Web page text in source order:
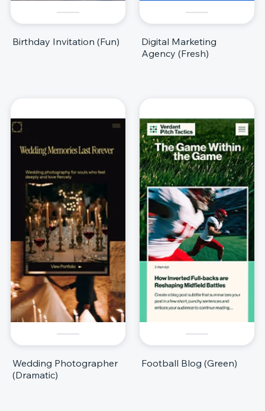
Birthday Invitation (Fun)
Digital Marketing
Agency (Fresh)
Wedding Photographer
(Dramatic)
Football Blog (Green)